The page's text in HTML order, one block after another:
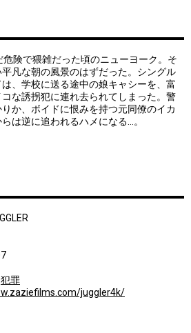
険で猥雑だった頃のニューヨーク。そ
凡な朝の風景のはずだった。シングル
、学校に送る途中の娘キャシーを、富
な誘拐犯に連れ去られてしまった。警
か、ボイドに恨みを持つ元同僚のイカ
は逆に追われるハメになる…。
犯罪
juggler4k/